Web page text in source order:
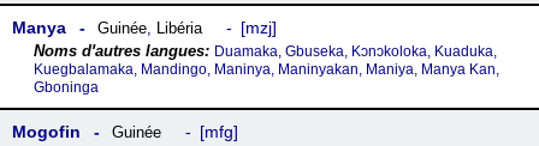
Manya Guinée, Libéria mzj
Duamaka, Gbuseka, Kɔnɔkoloka, Kuaduka,
Kuegbalamaka, Mandingo, Maninya, Maninyakan, Maniya, Manya Kan,
Gboninga
Mogofin Guinée mfg